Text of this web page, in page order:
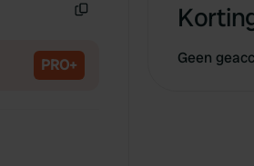
PRO+ Geen